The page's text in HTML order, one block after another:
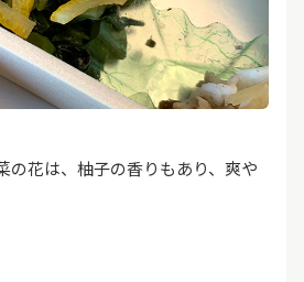
の花は、柚子の香りもあり、爽や